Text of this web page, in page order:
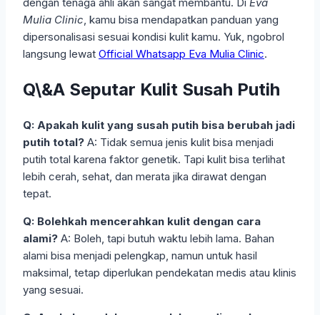
Mulia Clinic, kamu bisa mendapatkan panduan yang
dipersonalisasi sesuai kondisi kulit kamu. Yuk, ngobrol
langsung lewat Official Whatsapp Eva Mulia Clinic.
Q\&A Seputar Kulit Susah Putih
Q: Apakah kulit yang susah putih bisa berubah jadi
putih total? A: Tidak semua jenis kulit bisa menjadi
putih total karena faktor genetik. Tapi kulit bisa terlihat
lebih cerah, sehat, dan merata jika dirawat dengan
tepat.
Q: Bolehkah mencerahkan kulit dengan cara
alami? A: Boleh, tapi butuh waktu lebih lama. Bahan
alami bisa menjadi pelengkap, namun untuk hasil
maksimal, tetap diperlukan pendekatan medis atau klinis
yang sesuai.